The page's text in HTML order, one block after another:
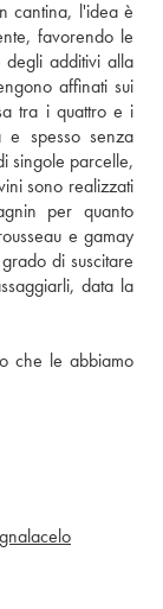
cantina, l'idea è
favorendo le
degli additivi alla
affinati sui
tra i quattro e i
e spesso senza
singole parcelle,
sono realizzati
per quanto
e gamay
di suscitare
data la
che le abbiamo